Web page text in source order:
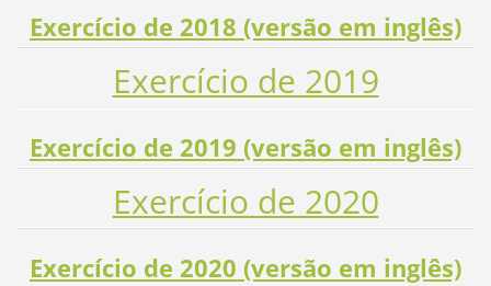
Exercício de 2018 (versão em inglês)
Exercício de 2019
Exercício de 2019 (versão em inglês)
Exercício de 2020
Exercício de 2020 (versão em inglês)